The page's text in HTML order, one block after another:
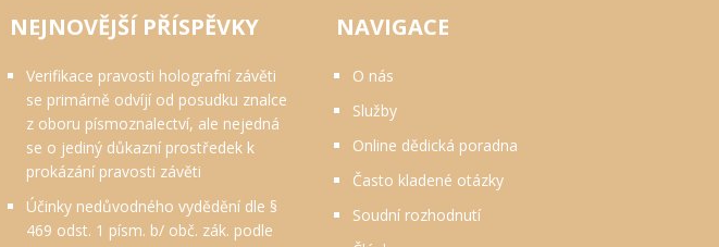
NEJNOVĚJŠÍ PŘÍSPĚVKY
Verifikace pravosti holografní závěti
se primárně odvíjí od posudku znalce
z oboru písmoznalectví, ale nejedná
se o jediný důkazní prostředek k
prokázání pravosti závěti
Účinky nedůvodného vydědění dle §
469 odst. 1 písm. b/ obč. zák. podle
NAVIGACE
O nás
Služby
Online dědická poradna
Často kladené otázky
Soudní rozhodnutí